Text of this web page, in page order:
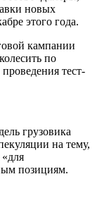
новых
этого года.
кампании
по
тест-
грузовика
на тему,
позициям.